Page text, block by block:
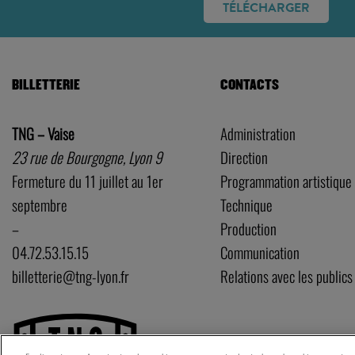
TÉLÉCHARGER
BILLETTERIE
TNG – Vaise
23 rue de Bourgogne, Lyon 9
Fermeture du 11 juillet au 1er
septembre
–
04.72.53.15.15
billetterie@tng-lyon.fr
CONTACTS
Administration
Direction
Programmation artistique
Technique
Production
Communication
Relations avec les publics